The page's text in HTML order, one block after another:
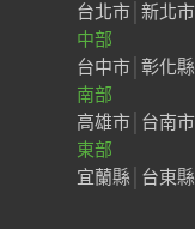
台北市 新北市
中部
台中市 彰化縣
南部
高雄市 台南市
東部
宜蘭縣
台東縣